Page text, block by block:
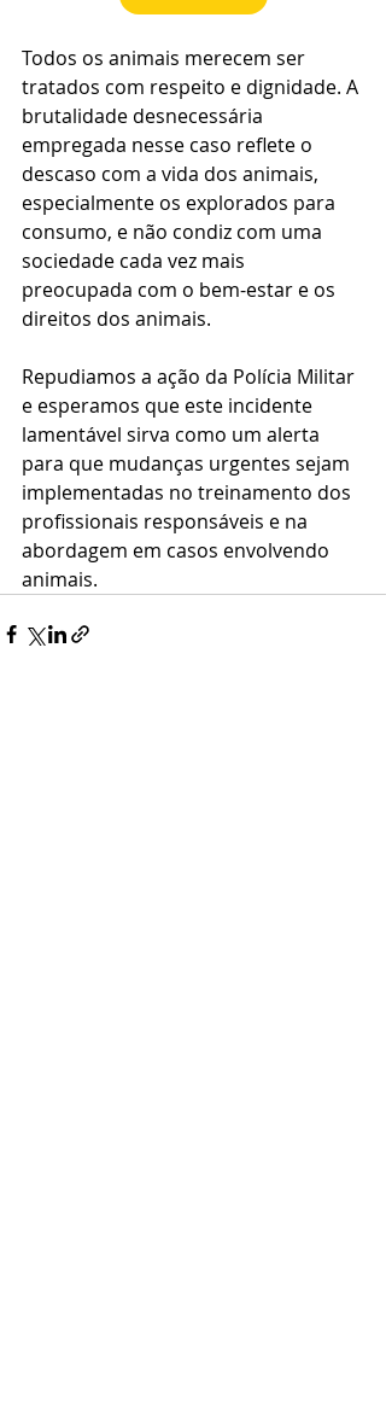
Todos os animais merecem ser
tratados com respeito e dignidade. A
brutalidade desnecessária
empregada nesse caso reflete o
descaso com a vida dos animais,
especialmente os explorados para
consumo, e não condiz com uma
sociedade cada vez mais
preocupada com o bem-estar e os
direitos dos animais.
Repudiamos a ação da Polícia Militar
e esperamos que este incidente
lamentável sirva como um alerta
para que mudanças urgentes sejam
implementadas no treinamento dos
profissionais responsáveis e na
abordagem em casos envolvendo
animais.